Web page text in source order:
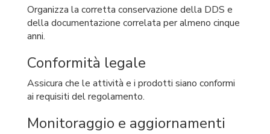
Organizza la corretta conservazione della DDS e
della documentazione correlata per almeno cinque
anni.
Conformità legale
Assicura che le attività e i prodotti siano conformi
ai requisiti del regolamento.
Monitoraggio e aggiornamenti